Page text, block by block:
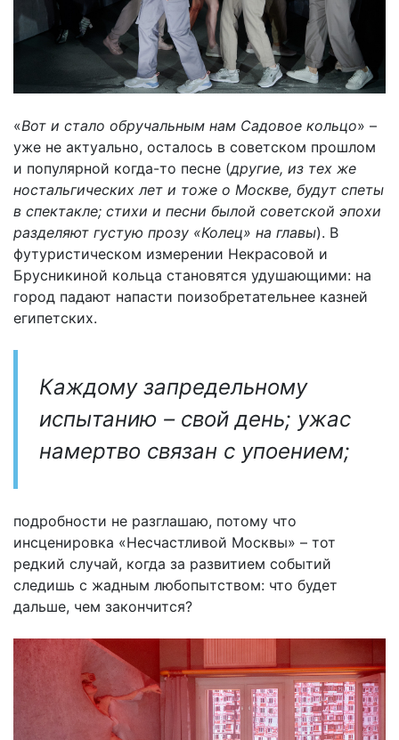
«Вот и стало обручальным нам Садовое кольцо» –
уже не актуально, осталось в советском прошлом
и популярной когда-то песне (другие, из тех же
ностальгических лет и тоже о Москве, будут спеты
в спектакле; стихи и песни былой советской эпохи
разделяют густую прозу «Колец» на главы). В
футуристическом измерении Некрасовой и
Брусникиной кольца становятся удушающими: на
город падают напасти поизобретательнее казней
египетских.
Каждому запредельному
испытанию – свой день; ужас
намертво связан с упоением;
подробности не разглашаю, потому что
инсценировка «Несчастливой Москвы» – тот
редкий случай, когда за развитием событий
следишь с жадным любопытством: что будет
дальше, чем закончится?